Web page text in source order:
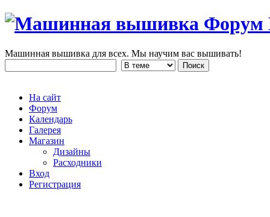
Машинная вышивка для всех. Мы научим вас вышивать!
На сайт
Форум
Календарь
Галерея
Магазин
Дизайны
Расходники
Вход
Регистрация